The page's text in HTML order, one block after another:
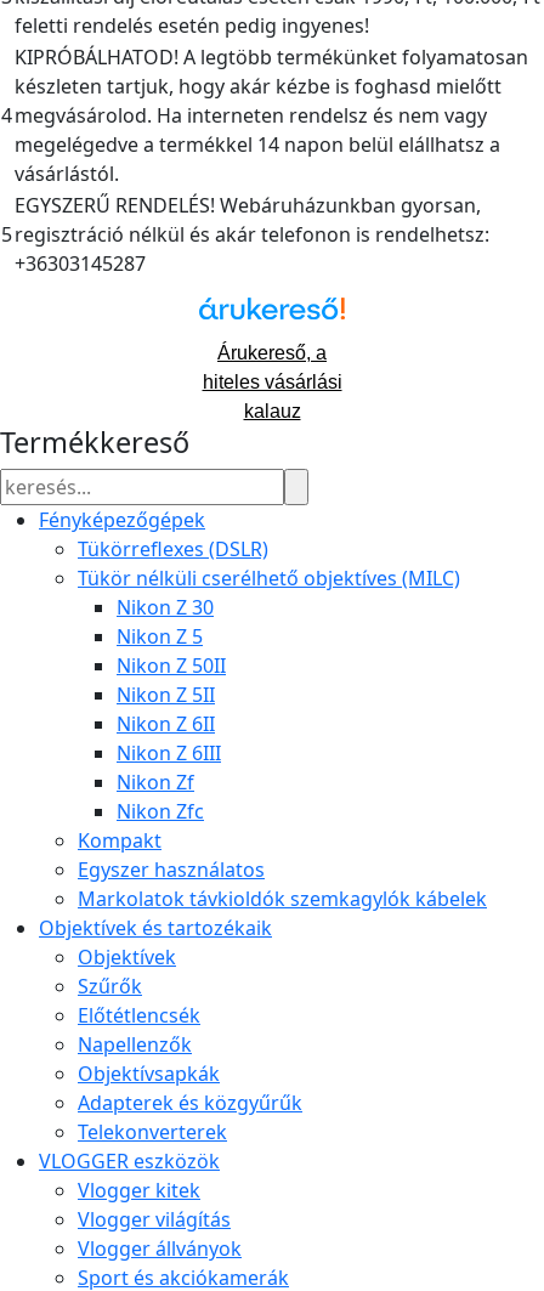
feletti rendelés esetén pedig ingyenes!
4
KIPRÓBÁLHATOD! A legtöbb termékünket folyamatosan
készleten tartjuk, hogy akár kézbe is foghasd mielőtt
megvásárolod. Ha interneten rendelsz és nem vagy
megelégedve a termékkel 14 napon belül elállhatsz a
vásárlástól.
5
EGYSZERŰ RENDELÉS! Webáruházunkban gyorsan,
regisztráció nélkül és akár telefonon is rendelhetsz:
+36303145287
Árukereső, a
hiteles vásárlási
kalauz
Termékkereső
Fényképezőgépek
Tükörreflexes (DSLR)
Tükör nélküli cserélhető objektíves (MILC)
Nikon Z 30
Nikon Z 5
Nikon Z 50II
Nikon Z 5II
Nikon Z 6II
Nikon Z 6III
Nikon Zf
Nikon Zfc
Kompakt
Egyszer használatos
Markolatok távkioldók szemkagylók kábelek
Objektívek és tartozékaik
Objektívek
Szűrők
Előtétlencsék
Napellenzők
Objektívsapkák
Adapterek és közgyűrűk
Telekonverterek
VLOGGER eszközök
Vlogger kitek
Vlogger világítás
Vlogger állványok
Sport és akciókamerák